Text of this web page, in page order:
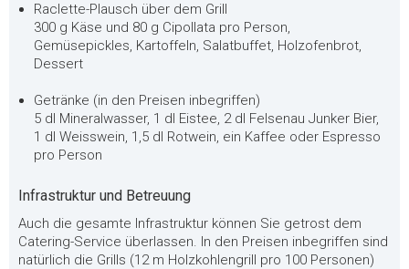
Raclette-Plausch über dem Grill
300 g Käse und 80 g Cipollata pro Person,
Gemüsepickles, Kartoffeln, Salatbuffet, Holzofenbrot,
Dessert
Getränke (in den Preisen inbegriffen)
5 dl Mineralwasser, 1 dl Eistee, 2 dl Felsenau Junker Bier,
1 dl Weisswein, 1,5 dl Rotwein, ein Kaffee oder Espresso
pro Person
Infrastruktur und Betreuung
Auch die gesamte Infrastruktur können Sie getrost dem
Catering-Service überlassen. In den Preisen inbegriffen sind
natürlich die Grills (12 m Holzkohlengrill pro 100 Personen)